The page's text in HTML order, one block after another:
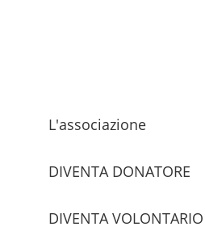
L'associazione
DIVENTA DONATORE
DIVENTA VOLONTARIO